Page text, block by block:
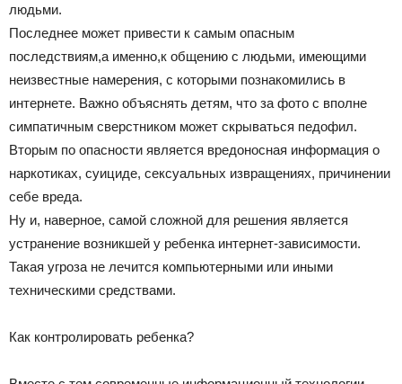
людьми.
Последнее может привести к самым опасным
последствиям,а именно,к общению с людьми, имеющими
неизвестные намерения, с которыми познакомились в
интернете. Важно объяснять детям, что за фото с вполне
симпатичным сверстником может скрываться педофил.
Вторым по опасности является вредоносная информация о
наркотиках, суициде, сексуальных извращениях, причинении
себе вреда.
Ну и, наверное, самой сложной для решения является
устранение возникшей у ребенка интернет-зависимости.
Такая угроза не лечится компьютерными или иными
техническими средствами.
Как контролировать ребенка?